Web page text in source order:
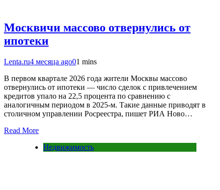
Москвичи массово отвернулись от
ипотеки
Lenta.ru4 месяца ago01 mins
В первом квартале 2026 года жители Москвы массово
отвернулись от ипотеки — число сделок с привлечением
кредитов упало на 22,5 процента по сравнению с
аналогичным периодом в 2025-м. Такие данные приводят в
столичном управлении Росреестра, пишет РИА Ново…
Read More
Недвижимость